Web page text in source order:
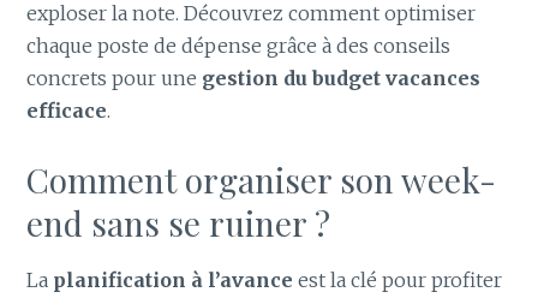
exploser la note. Découvrez comment optimiser
chaque poste de dépense grâce à des conseils
concrets pour une gestion du budget vacances
efficace.
Comment organiser son week-
end sans se ruiner ?
La planification à l’avance est la clé pour profiter